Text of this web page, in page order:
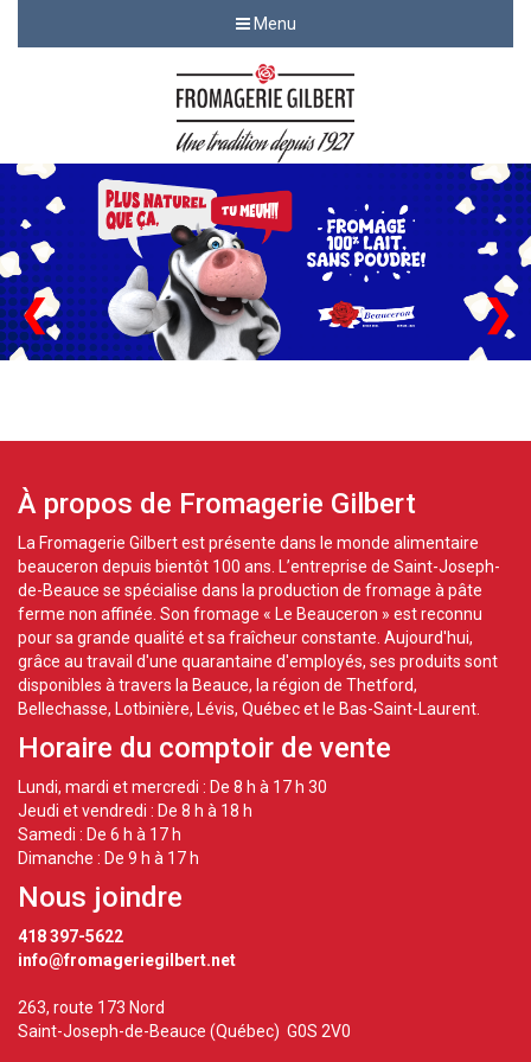
Menu
❮ ❯
À propos de Fromagerie Gilbert
La Fromagerie Gilbert est présente dans le monde alimentaire
beauceron depuis bientôt 100 ans. L’entreprise de Saint-Joseph-
de-Beauce se spécialise dans la production de fromage à pâte
ferme non affinée. Son fromage « Le Beauceron » est reconnu
pour sa grande qualité et sa fraîcheur constante. Aujourd'hui,
grâce au travail d'une quarantaine d'employés, ses produits sont
disponibles à travers la Beauce, la région de Thetford,
Bellechasse, Lotbinière, Lévis, Québec et le Bas-Saint-Laurent.
Horaire du comptoir de vente
Lundi, mardi et mercredi : De 8 h à 17 h 30
Jeudi et vendredi : De 8 h à 18 h
Samedi : De 6 h à 17 h
Dimanche : De 9 h à 17 h
Nous joindre
418 397-5622
info@fromageriegilbert.net
263, route 173 Nord
Saint-Joseph-de-Beauce (Québec) G0S 2V0